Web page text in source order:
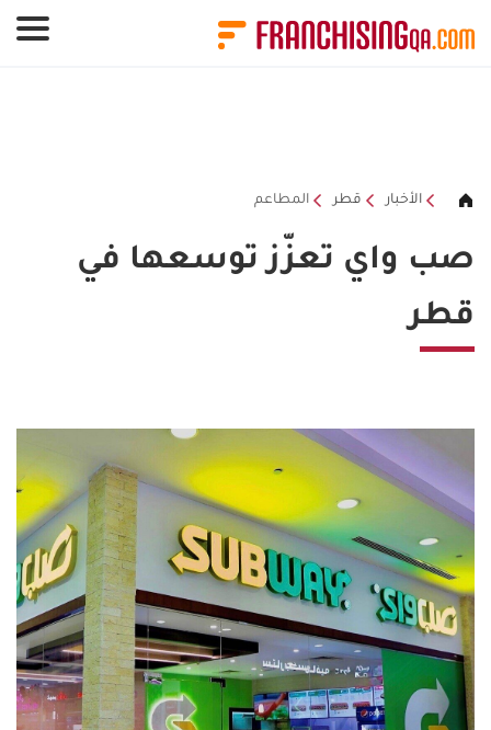
الأخبار قطر المطاعم
صب واي تعزّز توسعها في
قطر
لوحة إدارة ملفات تعريف الارتباط